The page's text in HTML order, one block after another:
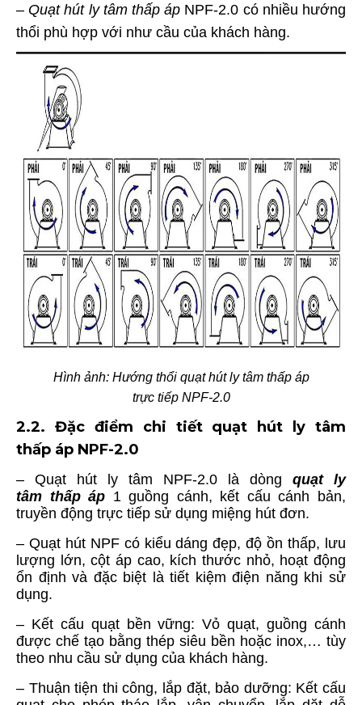
– Quạt hút ly tâm thấp áp NPF-2.0 có nhiều hướng
thổi phù hợp với như cầu của khách hàng.
Hình ảnh: Hướng thổi quạt hút ly tâm thấp áp
trực tiếp NPF-2.0
2.2. Đặc điểm chi tiết quạt hút ly tâm
thấp áp NPF-2.0
– Quạt hút ly tâm NPF-2.0 là dòng quạt ly
tâm thấp áp 1 guồng cánh, kết cấu cánh bản,
truyền động trực tiếp sử dụng miệng hút đơn.
– Quạt hút NPF có kiểu dáng đẹp, độ ồn thấp, lưu
lượng lớn, cột áp cao, kích thước nhỏ, hoạt động
ổn định và đặc biệt là tiết kiệm điện năng khi sử
dụng.
– Kết cấu quạt bền vững: Vỏ quạt, guồng cánh
được chế tạo bằng thép siêu bền hoặc inox,… tùy
theo nhu cầu sử dụng của khách hàng.
– Thuận tiện thi công, lắp đặt, bảo dưỡng: Kết cấu